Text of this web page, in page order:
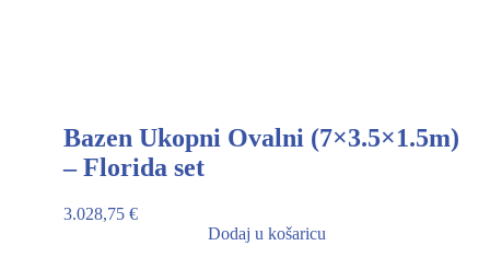
Bazen Ukopni Ovalni (7×3.5×1.5m)
– Florida set
3.028,75 €
Dodaj u košaricu